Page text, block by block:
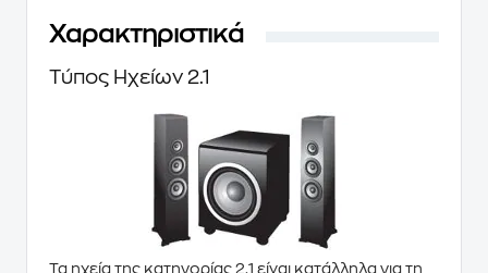
Χαρακτηριστικά
Τύπος Ηχείων 2.1
Τα ηχεία της κατηγορίας 2.1 είναι κατάλληλα για τη